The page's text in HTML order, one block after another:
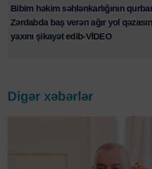
Bibim həkim səhlənkarlığının
Zərdabda baş verən ağır yol
yaxını şikayət edib-VİDEO
Digər xəbərlər